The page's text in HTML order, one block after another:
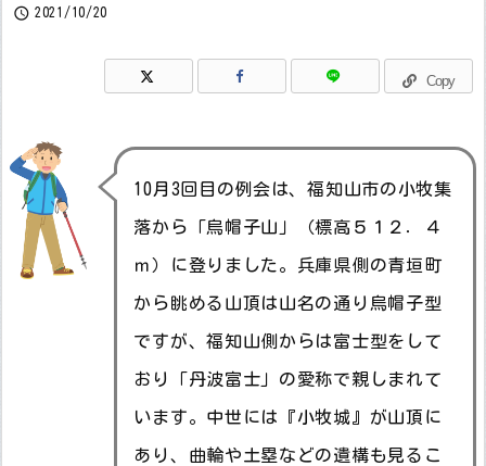
 2021/10/20
Copy
10月3回目の例会は、福知山市の小牧集
落から「烏帽子山」（標高５１２．４
ｍ）に登りました。兵庫県側の青垣町
から眺める山頂は山名の通り烏帽子型
ですが、福知山側からは富士型をして
おり「丹波富士」の愛称で親しまれて
います。中世には『小牧城』が山頂に
あり、曲輪や土塁などの遺構も見るこ